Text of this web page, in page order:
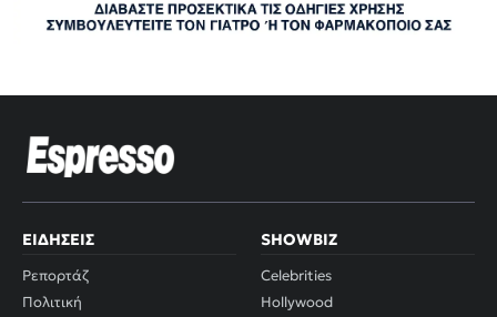
ΕΙΔΉΣΕΙΣ
Ρεπορτάζ
Πολιτική
SHOWBIZ
Celebrities
Hollywood